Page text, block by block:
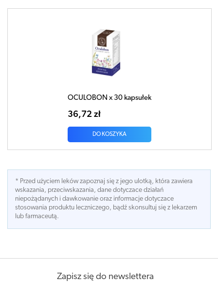
OCULOBON x 30 kapsułek
36,72 zł
DO KOSZYKA
* Przed użyciem leków zapoznaj się z jego ulotką, która zawiera
wskazania, przeciwskazania, dane dotyczace działań
niepożądanych i dawkowanie oraz informacje dotyczace
stosowania produktu leczniczego, bądź skonsultuj się z lekarzem
lub farmaceutą.
Zapisz się do newslettera